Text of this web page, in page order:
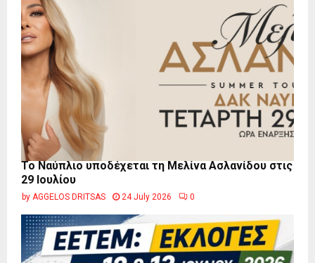
Το Ναύπλιο υποδέχεται τη Μελίνα Ασλανίδου στις
29 Ιουλίου
by AGGELOS DRITSAS 24 July 2026 0